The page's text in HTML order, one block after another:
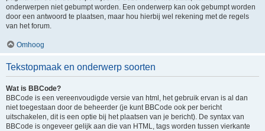
onderwerpen niet gebumpt worden. Een onderwerp kan ook gebumpt worden
door een antwoord te plaatsen, maar hou hierbij wel rekening met de regels
van het forum.
Omhoog
Tekstopmaak en onderwerp soorten
Wat is BBCode?
BBCode is een vereenvoudigde versie van html, het gebruik ervan is al dan
niet toegestaan door de beheerder (je kunt BBCode ook per bericht
uitschakelen, dit is een optie bij het plaatsen van je bericht). De syntax van
BBCode is ongeveer gelijk aan die van HTML, tags worden tussen vierkante